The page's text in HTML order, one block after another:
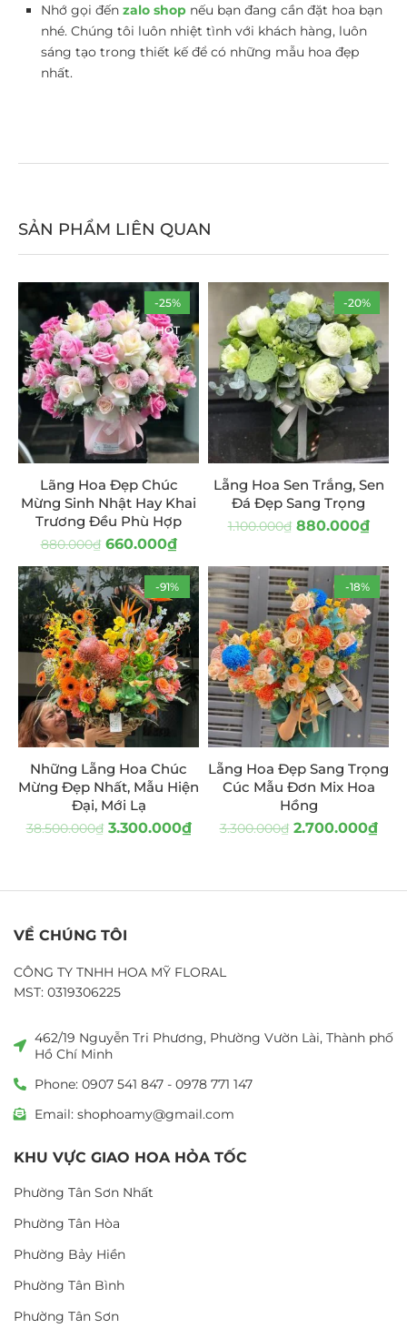
Nhớ gọi đến zalo shop nếu bạn đang cần đặt hoa bạn
nhé. Chúng tôi luôn nhiệt tình với khách hàng, luôn
sáng tạo trong thiết kế để có những mẫu hoa đẹp
nhất.
SẢN PHẨM LIÊN QUAN
-25%
HOT
Lãng Hoa Đẹp Chúc
Mừng Sinh Nhật Hay Khai
Trương Đều Phù Hợp
880.000₫ 660.000₫
-20%
Lẵng Hoa Sen Trắng, Sen
Đá Đẹp Sang Trọng
1.100.000₫ 880.000₫
-91%
Những Lẵng Hoa Chúc
Mừng Đẹp Nhất, Mẫu Hiện
Đại, Mới Lạ
38.500.000₫ 3.300.000₫
-18%
Lẵng Hoa Đẹp Sang Trọng
Cúc Mẫu Đơn Mix Hoa
Hồng
3.300.000₫ 2.700.000₫
VỀ CHÚNG TÔI
CÔNG TY TNHH HOA MỸ FLORAL
MST: 0319306225
462/19 Nguyễn Tri Phương, Phường Vườn Lài, Thành phố
Hồ Chí Minh
Phone: 0907 541 847 - 0978 771 147
Email: shophoamy@gmail.com
KHU VỰC GIAO HOA HỎA TỐC
Phường Tân Sơn Nhất
Phường Tân Hòa
Phường Bảy Hiền
Phường Tân Bình
Phường Tân Sơn